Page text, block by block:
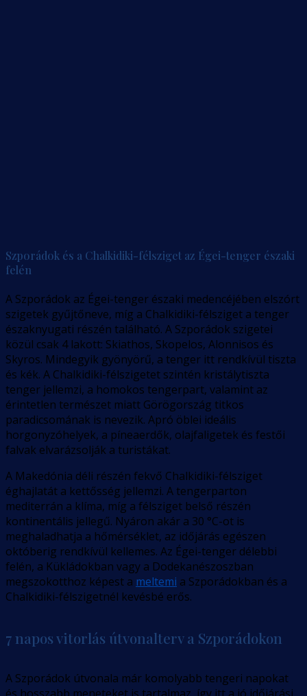
Szporádok és a Chalkidiki-félsziget az Égei-tenger északi
felén
A Szporádok az Égei-tenger északi medencéjében elszórt
szigetek gyűjtőneve, míg a Chalkidiki-félsziget a tenger
északnyugati részén található. A Szporádok szigetei
közül csak 4 lakott: Skiathos, Skopelos, Alonnisos és
Skyros. Mindegyik gyönyörű, a tenger itt rendkívül tiszta
és kék. A Chalkidiki-félszigetet szintén kristálytiszta
tenger jellemzi, a homokos tengerpart, valamint az
érintetlen természet miatt Görögország titkos
paradicsomának is nevezik. Apró öblei ideális
horgonyzóhelyek, a píneaerdők, olajfaligetek és festői
falvak elvarázsolják a turistákat.
A Makedónia déli részén fekvő Chalkidiki-félsziget
éghajlatát a kettősség jellemzi. A tengerparton
mediterrán a klíma, míg a félsziget belső részén
kontinentális jellegű. Nyáron akár a 30 °C-ot is
meghaladhatja a hőmérséklet, az időjárás egészen
októberig rendkívül kellemes. Az Égei-tenger délebbi
felén, a Kükládokban vagy a Dodekanészoszban
megszokotthoz képest a meltemi a Szporádokban és a
Chalkidiki-félszigetnél kevésbé erős.
7 napos vitorlás útvonalterv a Szporádokon
A Szporádok útvonala már komolyabb tengeri napokat